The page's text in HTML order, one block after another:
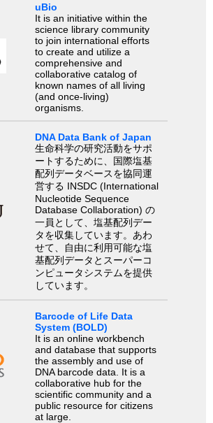
uBio
It is an initiative within the
science library community
to join international efforts
to create and utilize a
comprehensive and
collaborative catalog of
known names of all living
(and once-living)
organisms.
DNA Data Bank of Japan
生命科学の研究活動をサポ
ートするために、国際塩基
配列データベースを協同運
営する INSDC (International
Nucleotide Sequence
Database Collaboration) の
一員として、塩基配列デー
タを収集しています。あわ
せて、自由に利用可能な塩
基配列データとスーパーコ
ンピュータシステムを提供
しています。
Barcode of Life Data
System (BOLD)
It is an online workbench
and database that supports
the assembly and use of
DNA barcode data. It is a
collaborative hub for the
scientific community and a
public resource for citizens
at large.